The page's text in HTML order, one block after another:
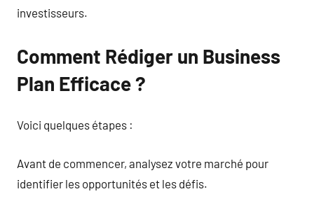
investisseurs.
Comment Rédiger un Business
Plan Efficace ?
Voici quelques étapes :
Avant de commencer, analysez votre marché pour
identifier les opportunités et les défis.